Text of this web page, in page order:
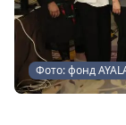
Фото: фонд